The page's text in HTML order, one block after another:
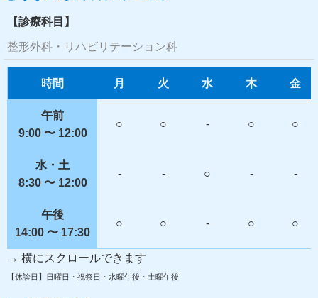
【診療科目】
整形外科・リハビリテーション科
時間 月 火 水 木 金
午前
9:00 〜 12:00
○ ○ - ○ ○
水・土
8:30 〜 12:00
- - ○ - -
午後
14:00 〜 17:30
○ ○ - ○ ○
→ 横にスクロールできます
【休診日】日曜日・祝祭日・水曜午後・土曜午後